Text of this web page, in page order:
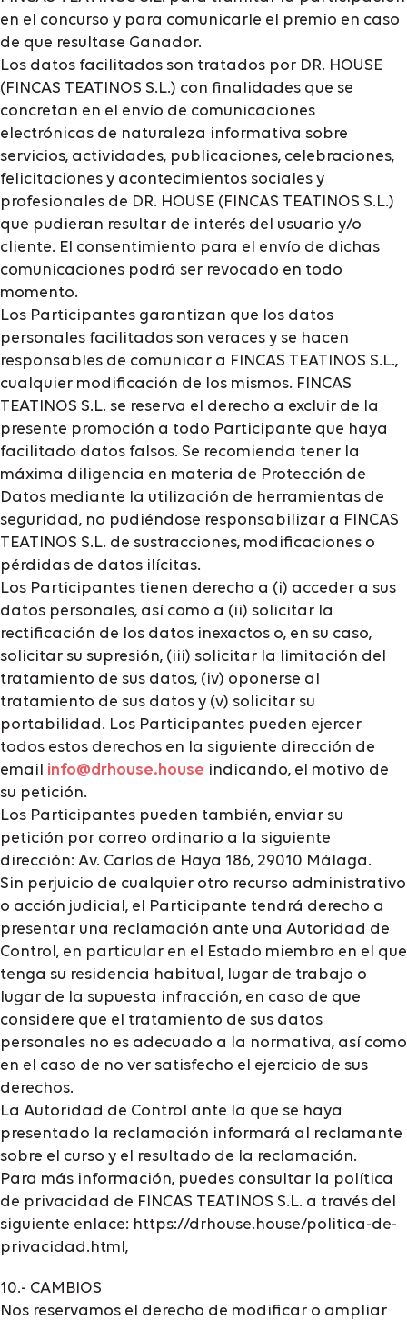
en el concurso y para comunicarle el premio en caso
de que resultase Ganador.
Los datos facilitados son tratados por DR. HOUSE
(FINCAS TEATINOS S.L.) con finalidades que se
concretan en el envío de comunicaciones
electrónicas de naturaleza informativa sobre
servicios, actividades, publicaciones, celebraciones,
felicitaciones y acontecimientos sociales y
profesionales de DR. HOUSE (FINCAS TEATINOS S.L.)
que pudieran resultar de interés del usuario y/o
cliente. El consentimiento para el envío de dichas
comunicaciones podrá ser revocado en todo
momento.
Los Participantes garantizan que los datos
personales facilitados son veraces y se hacen
responsables de comunicar a FINCAS TEATINOS S.L.,
cualquier modificación de los mismos. FINCAS
TEATINOS S.L. se reserva el derecho a excluir de la
presente promoción a todo Participante que haya
facilitado datos falsos. Se recomienda tener la
máxima diligencia en materia de Protección de
Datos mediante la utilización de herramientas de
seguridad, no pudiéndose responsabilizar a FINCAS
TEATINOS S.L. de sustracciones, modificaciones o
pérdidas de datos ilícitas.
Los Participantes tienen derecho a (i) acceder a sus
datos personales, así como a (ii) solicitar la
rectificación de los datos inexactos o, en su caso,
solicitar su supresión, (iii) solicitar la limitación del
tratamiento de sus datos, (iv) oponerse al
tratamiento de sus datos y (v) solicitar su
portabilidad. Los Participantes pueden ejercer
todos estos derechos en la siguiente dirección de
email info@drhouse.house indicando, el motivo de
su petición.
Los Participantes pueden también, enviar su
petición por correo ordinario a la siguiente
dirección: Av. Carlos de Haya 186, 29010 Málaga.
Sin perjuicio de cualquier otro recurso administrativo
o acción judicial, el Participante tendrá derecho a
presentar una reclamación ante una Autoridad de
Control, en particular en el Estado miembro en el que
tenga su residencia habitual, lugar de trabajo o
lugar de la supuesta infracción, en caso de que
considere que el tratamiento de sus datos
personales no es adecuado a la normativa, así como
en el caso de no ver satisfecho el ejercicio de sus
derechos.
La Autoridad de Control ante la que se haya
presentado la reclamación informará al reclamante
sobre el curso y el resultado de la reclamación.
Para más información, puedes consultar la política
de privacidad de FINCAS TEATINOS S.L. a través del
siguiente enlace: https://drhouse.house/politica-de-
privacidad.html,
10.- CAMBIOS
Nos reservamos el derecho de modificar o ampliar